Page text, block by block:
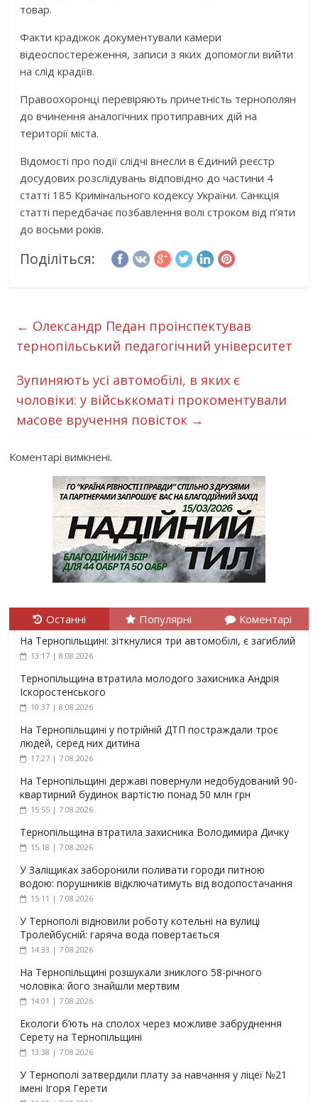
товар.
Факти крадіжок документували камери
відеоспостереження, записи з яких допомогли вийти
на слід крадіїв.
Правоохоронці перевіряють причетність тернополян
до вчинення аналогічних протиправних дій на
території міста.
Відомості про події слідчі внесли в Єдиний реєстр
досудових розслідувань відповідно до частини 4
статті 185 Кримінального кодексу України. Санкція
статті передбачає позбавлення волі строком від п’яти
до восьми років.
Поділіться:
← Олександр Педан проінспектував
тернопільський педагогічний університет
Зупиняють усі автомобілі, в яких є
чоловіки: у військкоматі прокоментували
масове вручення повісток →
Коментарі вимкнені.
Останні Популярні Коментарі
На Тернопільщині: зіткнулися три автомобілі, є загиблий
13:17 | 8.08.2026
Тернопільщина втратила молодого захисника Андрія
Іскоростенського
10:37 | 8.08.2026
На Тернопільщині у потрійній ДТП постраждали троє
людей, серед них дитина
17:27 | 7.08.2026
На Тернопільщині державі повернули недобудований 90-
квартирний будинок вартістю понад 50 млн грн
15:55 | 7.08.2026
Тернопільщина втратила захисника Володимира Дичку
15:18 | 7.08.2026
У Заліщиках заборонили поливати городи питною
водою: порушників відключатимуть від водопостачання
15:11 | 7.08.2026
У Тернополі відновили роботу котельні на вулиці
Тролейбусній: гаряча вода повертається
14:33 | 7.08.2026
На Тернопільщині розшукали зниклого 58-річного
чоловіка: його знайшли мертвим
14:01 | 7.08.2026
Екологи б’ють на сполох через можливе забруднення
Серету на Тернопільщині
13:38 | 7.08.2026
У Тернополі затвердили плату за навчання у ліцеї №21
імені Ігоря Герети